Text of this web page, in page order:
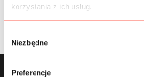
korzystania z ich usług.
b
Niezbędne
Preferencje
BEZPIECZEŃSTWO